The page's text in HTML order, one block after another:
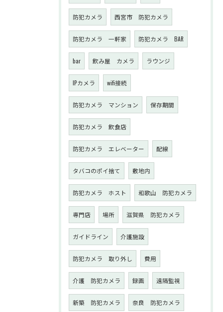
防犯カメラ 西宮市 防犯カメラ
防犯カメラ 一軒家 防犯カメラ BAR
bar 飲み屋 カメラ ラウンジ
IPカメラ wifi接続
防犯カメラ マンション 保存期間
防犯カメラ 飲食店
防犯カメラ エレベーター 配線
タバコのポイ捨て 敷地内
防犯カメラ ホスト 和歌山 防犯カメラ
専門店 場所 滋賀県 防犯カメラ
ガイドライン 介護施設
防犯カメラ 取り外し 費用
介護 防犯カメラ 録画 遠隔監視
新築 防犯カメラ 奈良 防犯カメラ